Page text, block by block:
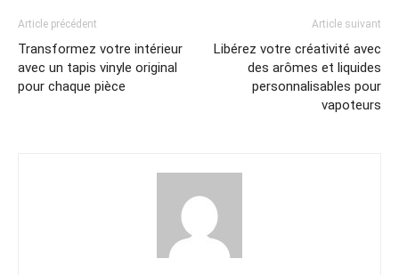
Article précédent
Transformez votre intérieur
avec un tapis vinyle original
pour chaque pièce
Article suivant
Libérez votre créativité avec
des arômes et liquides
personnalisables pour
vapoteurs